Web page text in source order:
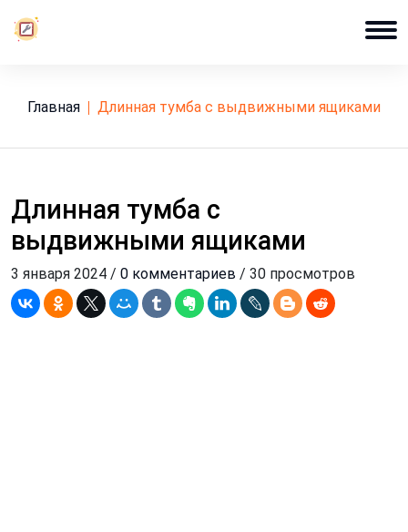
Главная длинная тумба с выдвижными ящиками
Длинная тумба с
выдвижными ящиками
3 января 2024 / 0 комментариев / 30 просмотров